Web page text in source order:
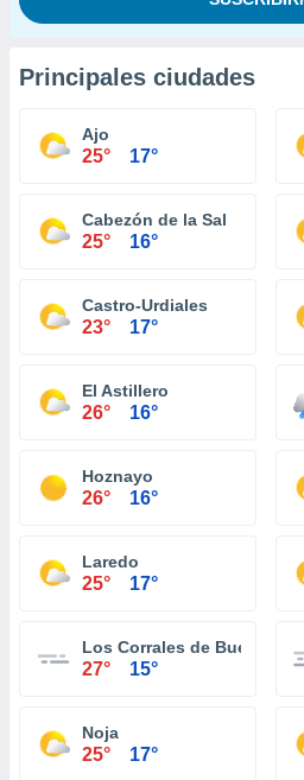
Principales ciudades
Ajo
25° 17°
Cabezón de la Sal
25° 16°
Castro-Urdiales
23° 17°
El Astillero
26° 16°
Hoznayo
26° 16°
Laredo
25° 17°
Los Corrales de Buelna
27° 15°
Noja
25° 17°